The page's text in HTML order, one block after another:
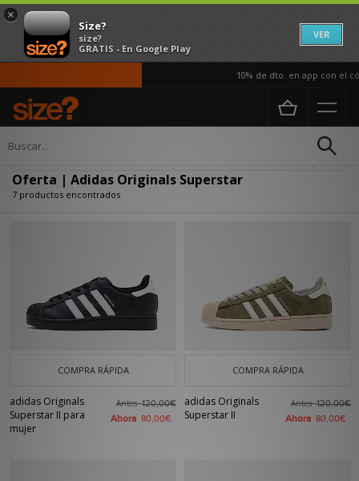
×
Size?
size?
GRATIS - En Google Play
VER
10% de dto. en app con el
Página principal
Oferta | Adidas Originals Superstar
7 productos encontrados
COMPRA RÁPIDA
adidas Originals
Superstar II para
mujer
Antes120,00€
Ahora 80,00€
COMPRA RÁPIDA
adidas Originals
Superstar II
Antes120,00€
Ahora 80,00€